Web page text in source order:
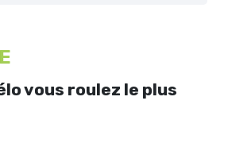
vous roulez le plus